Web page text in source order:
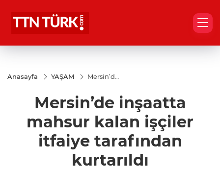
Anasayfa YAŞAM
Mersin’de
kalan
işçiler
itfaiye
tarafından
Mersin’de inşaatta
mahsur kalan işçiler
itfaiye tarafından
kurtarıldı